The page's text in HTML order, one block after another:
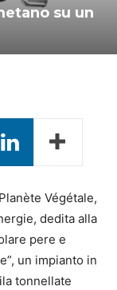
su un
Végétale,
dedita alla
pere e
un impianto in
tonnellate